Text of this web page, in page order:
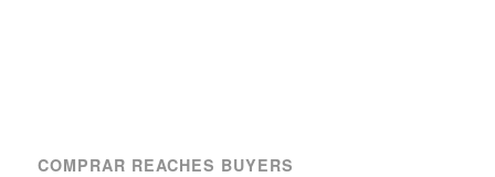
COMPRAR REACHES BUYERS